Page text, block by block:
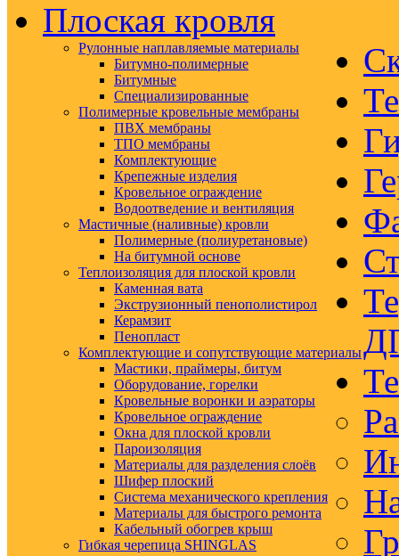
Плоская кровля
Рулонные наплавляемые материалы
Битумно-полимерные
Битумные
Специализированные
Полимерные кровельные мембраны
ПВХ мембраны
ТПО мембраны
Комплектующие
Крепежные изделия
Кровельное ограждение
Водоотведение и вентиляция
Мастичные (наливные) кровли
Полимерные (полиуретановые)
На битумной основе
Теплоизоляция для плоской кровли
Каменная вата
Экструзионный пенополистирол
Керамзит
Пенопласт
Комплектующие и сопутствующие материалы
Мастики, праймеры, битум
Оборудование, горелки
Кровельные воронки и аэраторы
Кровельное ограждение
Окна для плоской кровли
Пароизоляция
Материалы для разделения слоёв
Шифер плоский
Система механического крепления
Материалы для быстрого ремонта
Кабельный обогрев крыш
Гибкая черепица SHINGLAS